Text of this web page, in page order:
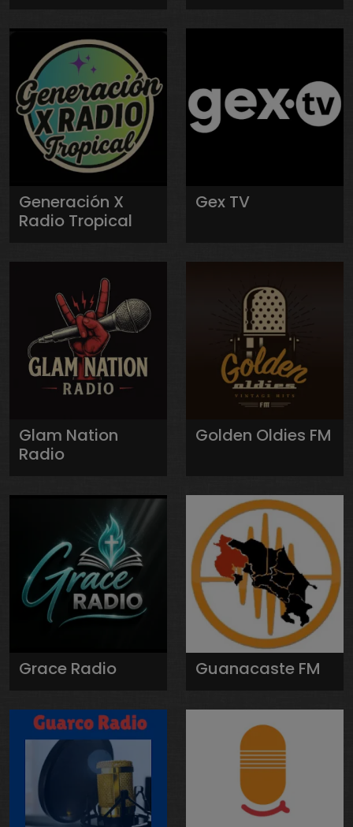
Generación X
Radio Tropical
Gex TV
Glam Nation
Radio
Golden Oldies FM
Grace Radio Guanacaste FM